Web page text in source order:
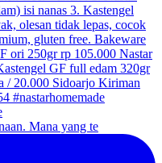
Mana yang te